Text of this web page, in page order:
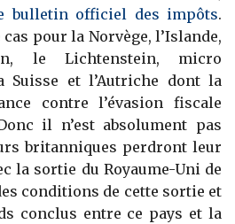
bulletin officiel des impôts.
pour la Norvège, l’Islande,
le Lichtenstein, micro
Suisse et l’Autriche dont la
contre l’évasion fiscale
il n’est absolument pas
britanniques perdront leur
la sortie du Royaume-Uni de
conditions de cette sortie et
conclus entre ce pays et la